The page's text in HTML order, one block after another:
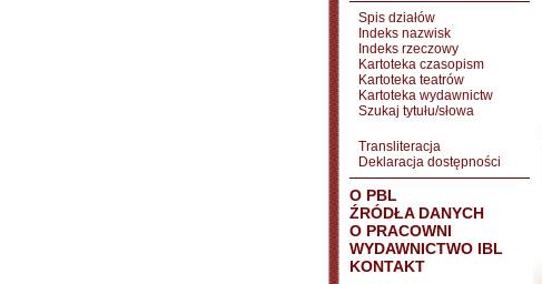
Spis działów
Indeks nazwisk
Indeks rzeczowy
Kartoteka czasopism
Kartoteka teatrów
Kartoteka wydawnictw
Szukaj tytułu/słowa
Transliteracja
Deklaracja dostępności
O PBL
ŹRÓDŁA DANYCH
O PRACOWNI
WYDAWNICTWO IBL
KONTAKT